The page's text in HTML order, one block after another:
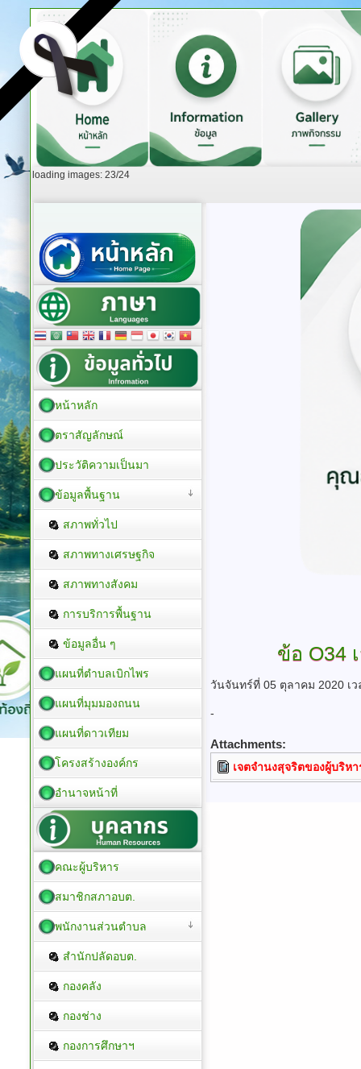
loading images: 23/24
ข้อ O34
วันจันทร์ที่ 05 ตุลาคม 2020 เ
-
Attachments:
เจตจำนงสุจริตของผู้บริห
หน้าหลัก
ตราสัญลักษณ์
ประวัติความเป็นมา
ข้อมูลพื้นฐาน
สภาพทั่วไป
สภาพทางเศรษฐกิจ
สภาพทางสังคม
การบริการพื้นฐาน
ข้อมูลอื่น ๆ
แผนที่ตำบลเบิกไพร
แผนที่มุมมองถนน
แผนที่ดาวเทียม
โครงสร้างองค์กร
อำนาจหน้าที่
คณะผู้บริหาร
สมาชิกสภาอบต.
พนักงานส่วนตำบล
สำนักปลัดอบต.
กองคลัง
กองช่าง
กองการศึกษาฯ